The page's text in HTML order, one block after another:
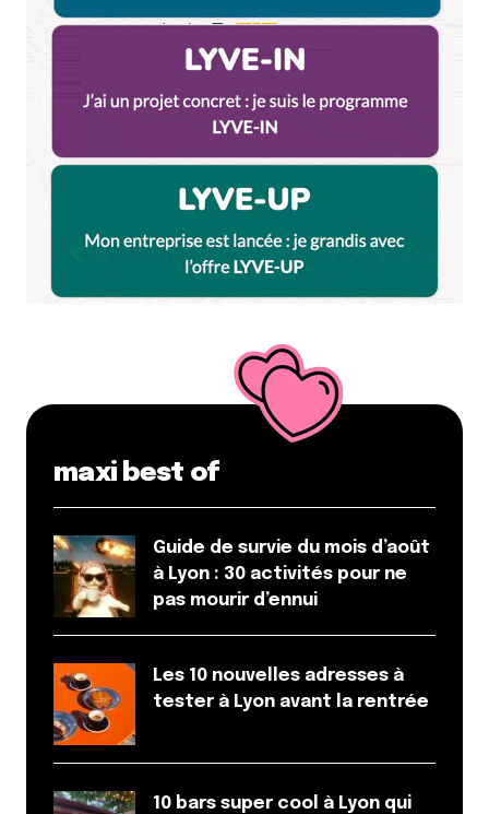
maxi best of
Guide de survie du mois d’août
à Lyon : 30 activités pour ne
pas mourir d’ennui
Les 10 nouvelles adresses à
tester à Lyon avant la rentrée
10 bars super cool à Lyon qui